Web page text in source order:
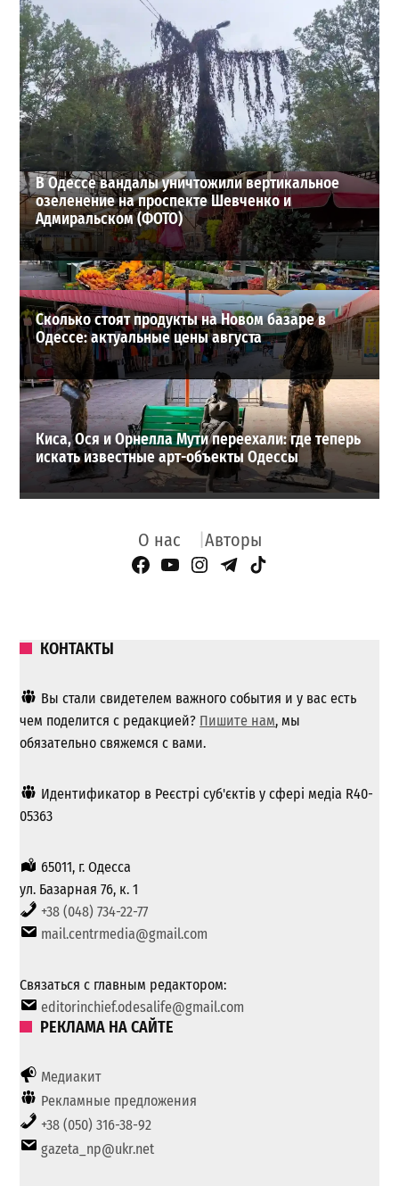
Под Одессой уносит в море ребенка на матрасе и
мужчину: идет спасательная операция
2
28-07-2026 в 17:51
ВИБОР РЕДАКЦИИ
В Одессе вандалы уничтожили вертикальное
озеленение на проспекте Шевченко и
Адмиральском (ФОТО)
Сколько стоят продукты на Новом базаре в
Одессе: актуальные цены августа
Киса, Ося и Орнелла Мути переехали: где теперь
искать известные арт-объекты Одессы
О нас Авторы
Facebook Page
YouTube
Instagram
Telegram
TikTok
КОНТАКТЫ
Вы стали свидетелем важного события и у вас есть
чем поделится с редакцией? Пишите нам, мы
обязательно свяжемся с вами.
Идентификатор в Реєстрі суб'єктів у сфері медіа R40-
05363
65011, г. Одесса
ул. Базарная 76, к. 1
+38 (048) 734-22-77
mail.centrmedia@gmail.com
Связаться с главным редактором:
editorinchief.odesalife@gmail.com
РЕКЛАМА НА САЙТЕ
Медиакит
Рекламные предложения
+38 (050) 316-38-92
gazeta_np@ukr.net